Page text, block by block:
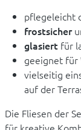
pflegeleicht
frostsicher
glasiert für
geeignet für
vielseitig
auf der
Die Fliesen der